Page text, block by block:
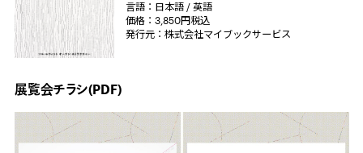
言語：日本語 / 英語
価格：3,850円税込
発行元：株式会社マイブックサービス
展覧会チラシ(PDF)